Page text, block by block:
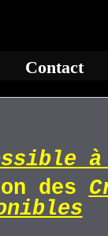
Contact
à
des